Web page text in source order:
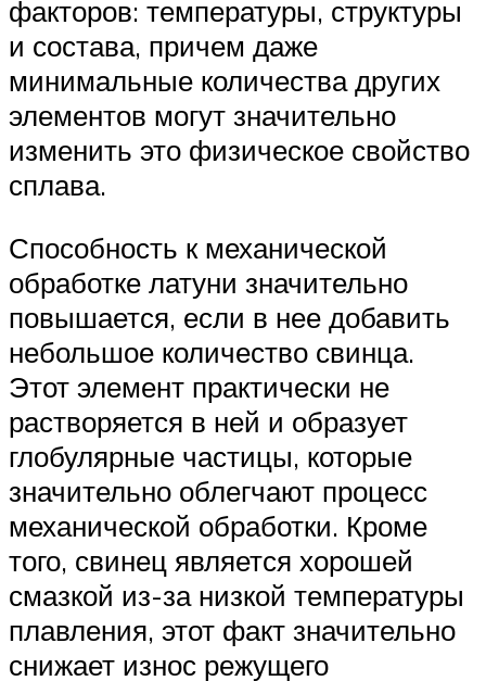
факторов: температуры, структуры
и состава, причем даже
минимальные количества других
элементов могут значительно
изменить это физическое свойство
сплава.
Способность к механической
обработке латуни значительно
повышается, если в нее добавить
небольшое количество свинца.
Этот элемент практически не
растворяется в ней и образует
глобулярные частицы, которые
значительно облегчают процесс
механической обработки. Кроме
того, свинец является хорошей
смазкой из-за низкой температуры
плавления, этот факт значительно
снижает износ режущего